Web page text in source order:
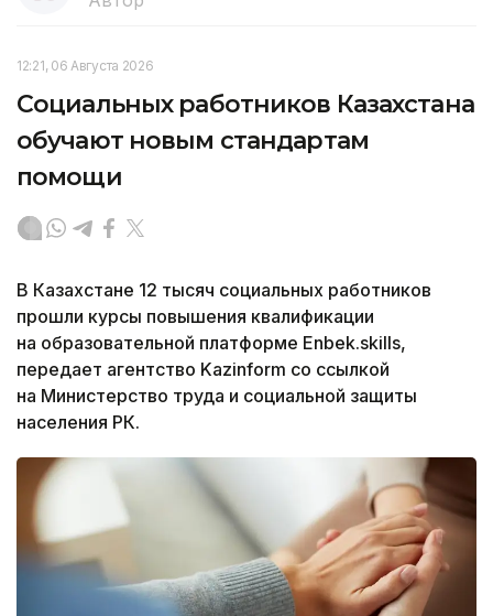
12:21, 06 Августа 2026
Социальных работников Казахстана
обучают новым стандартам
помощи
В Казахстане 12 тысяч социальных работников
прошли курсы повышения квалификации
на образовательной платформе Enbek.skills,
передает агентство Kazinform со ссылкой
на Министерство труда и социальной защиты
населения РК.